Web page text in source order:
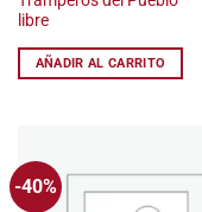
libre
AÑADIR AL CARRITO
-40%